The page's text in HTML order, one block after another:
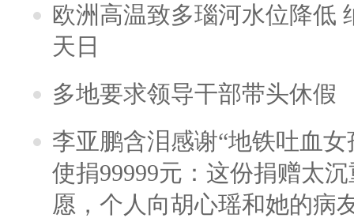
欧洲高温致多瑙河水位降低
天日
多地要求领导干部带头休假
李亚鹏含泪感谢“地铁吐血
使捐99999元：这份捐赠太
愿，个人向胡心瑶和她的病